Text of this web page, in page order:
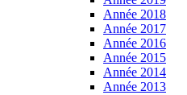
Année 2018
Année 2017
Année 2016
Année 2015
Année 2014
Année 2013